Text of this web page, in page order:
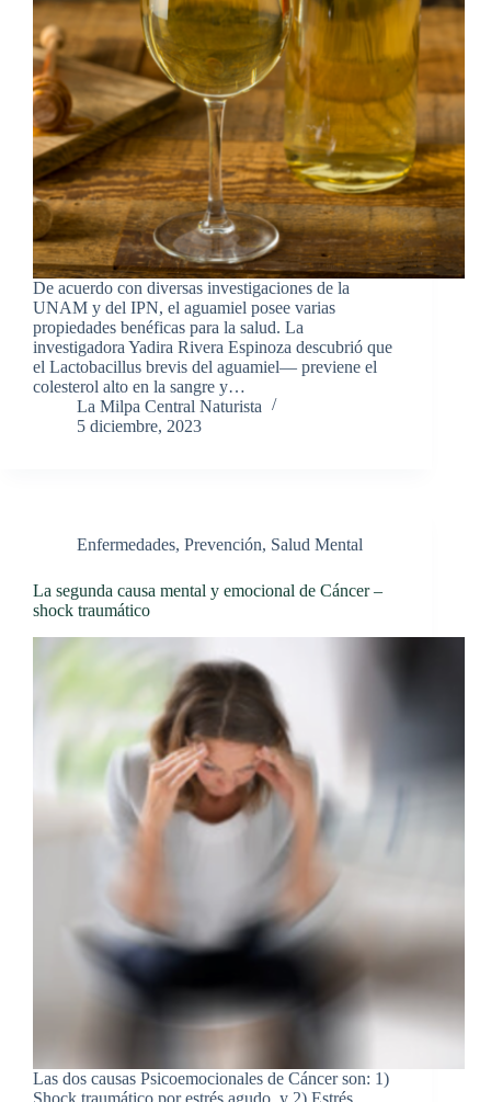
De acuerdo con diversas investigaciones de la
UNAM y del IPN, el aguamiel posee varias
propiedades benéficas para la salud. La
investigadora Yadira Rivera Espinoza descubrió que
el Lactobacillus brevis del aguamiel— previene el
colesterol alto en la sangre y…
La Milpa Central Naturista
5 diciembre, 2023
Enfermedades, Prevención, Salud Mental
La segunda causa mental y emocional de Cáncer –
shock traumático
Las dos causas Psicoemocionales de Cáncer son: 1)
Shock traumático por estrés agudo, y 2) Estrés